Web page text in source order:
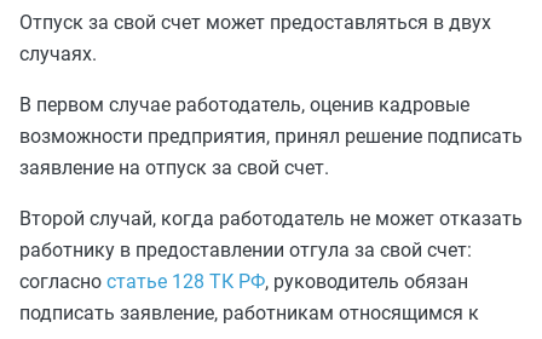
Отпуск за свой счет может предоставляться в двух
случаях.
В первом случае работодатель, оценив кадровые
возможности предприятия, принял решение подписать
заявление на отпуск за свой счет.
Второй случай, когда работодатель не может отказать
работнику в предоставлении отгула за свой счет:
согласно статье 128 ТК РФ, руководитель обязан
подписать заявление, работникам относящимся к